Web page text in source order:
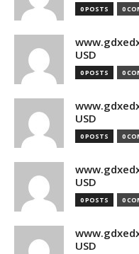
0 POSTS 0
USD
0 POSTS 0
USD
0 POSTS 0
USD
0 POSTS 0
USD